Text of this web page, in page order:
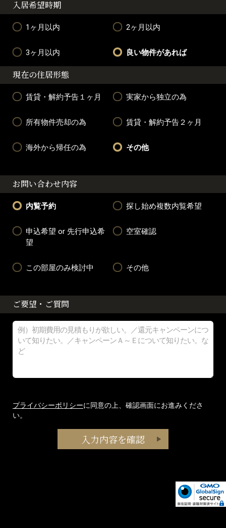
入居希望時期
1ヶ月以内 2ヶ月以内
3ヶ月以内 良い物件があれば
現在の住居形態
賃貸・解約予告１ヶ月 実家から独立の為
所有物件売却の為 賃貸・解約予告２ヶ月
海外から帰任の為 その他
お問い合わせ内容
内覧予約 探し始め複数内覧希望
申込希望 or 先行申込希
望
空室確認
この部屋のみ検討中 その他
ご要望・ご質問
プライバシーポリシーに同意の上、確認画面にお進みくださ
い。